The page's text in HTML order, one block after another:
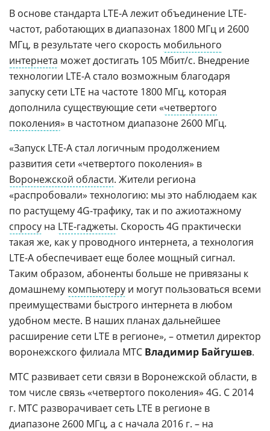
В основе стандарта LTE-A лежит объединение LTE-
частот, работающих в диапазонах 1800 МГц и 2600
МГц, в результате чего скорость мобильного
интернета может достигать 105 Мбит/с. Внедрение
технологии LTE-A стало возможным благодаря
запуску сети LTE на частоте 1800 МГц, которая
дополнила существующие сети «четвертого
поколения» в частотном диапазоне 2600 МГц.
«Запуск LTE-A стал логичным продолжением
развития сети «четвертого поколения» в
Воронежской области. Жители региона
«распробовали» технологию: мы это наблюдаем как
по растущему 4G-трафику, так и по ажиотажному
спросу на LTE-гаджеты. Скорость 4G практически
такая же, как у проводного интернета, а технология
LTE-A обеспечивает еще более мощный сигнал.
Таким образом, абоненты больше не привязаны к
домашнему компьютеру и могут пользоваться всеми
преимуществами быстрого интернета в любом
удобном месте. В наших планах дальнейшее
расширение сети LTE в регионе», – отметил директор
воронежского филиала МТС Владимир Байгушев.
МТС развивает сети связи в Воронежской области, в
том числе связь «четвертого поколения» 4G. С 2014
г. МТС разворачивает сеть LTE в регионе в
диапазоне 2600 МГц, а с начала 2016 г. – на